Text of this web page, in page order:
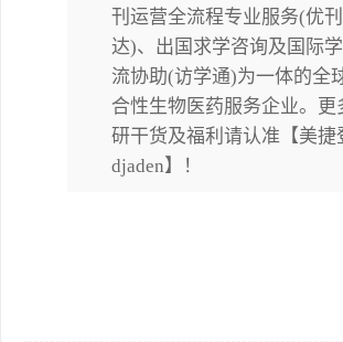
刊运营全流程专业服务(优刊
达)、出国求学咨询及国际
流协助(访学通)为一体的全
合性生物医药服务企业。更
研干货及福利请认准【美捷
djaden】！